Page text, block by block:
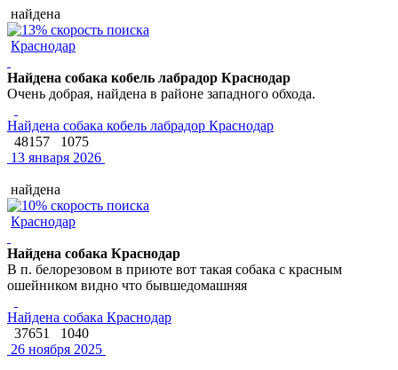
найдена
Краснодар
Найдена собака кобель лабрадор Краснодар
Очень добрая, найдена в районе западного обхода.
Найдена собака кобель лабрадор Краснодар
48157
1075
13 января 2026
найдена
Краснодар
Найдена собака Краснодар
В п. белорезовом в приюте вот такая собака с красным
ошейником видно что бывшедомашняя
Найдена собака Краснодар
37651
1040
26 ноября 2025